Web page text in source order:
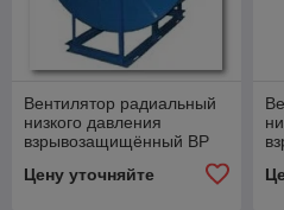
Вентилятор радиальный
низкого давления
взрывозащищённый ВР
86-77м 2,5-0,55/3000 В1
Цену уточняйте